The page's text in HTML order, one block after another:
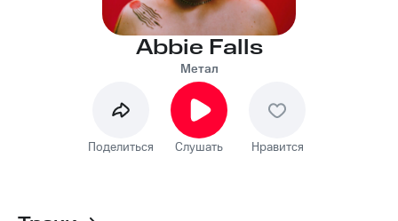
Abbie Falls
Метал
Поделиться Слушать Нравится